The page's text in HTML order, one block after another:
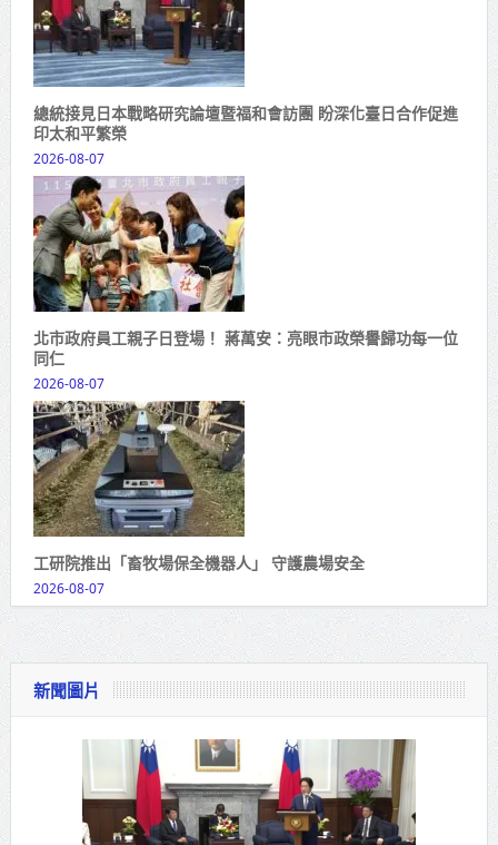
總統接見日本戰略研究論壇暨福和會訪團 盼深化臺日合作促進
印太和平繁榮
2026-08-07
北市政府員工親子日登場！ 蔣萬安：亮眼市政榮譽歸功每一位
同仁
2026-08-07
工研院推出「畜牧場保全機器人」 守護農場安全
2026-08-07
新聞圖片